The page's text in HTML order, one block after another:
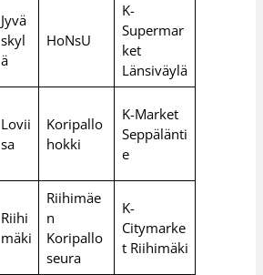
Jyvä
skyl
ä
HoNsU
K-
Supermar
ket
Länsiväylä
Lovii
sa
Koripallo
hokki
K-Market
Seppälänti
e
Riihi
mäki
Riihimäe
n
Koripallo
seura
K-
Citymarke
t Riihimäki